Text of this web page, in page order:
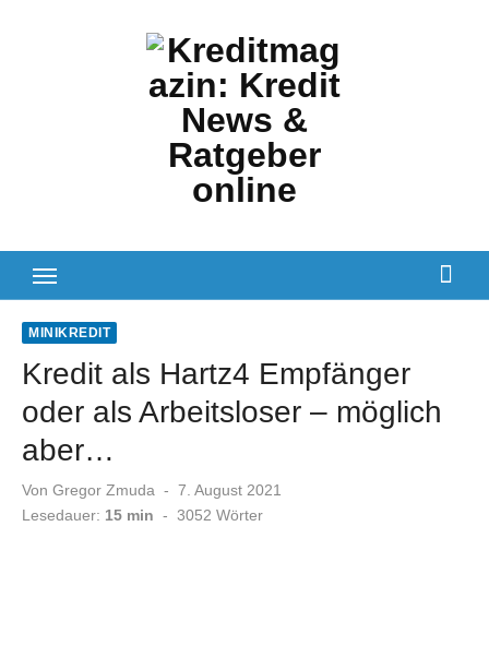
MINIKREDIT
Kredit als Hartz4 Empfänger
oder als Arbeitsloser – möglich
aber…
Von Gregor Zmuda
Veröffentlicht
am
7. August 2021
Lesedauer: 15 min - 3052 Wörter